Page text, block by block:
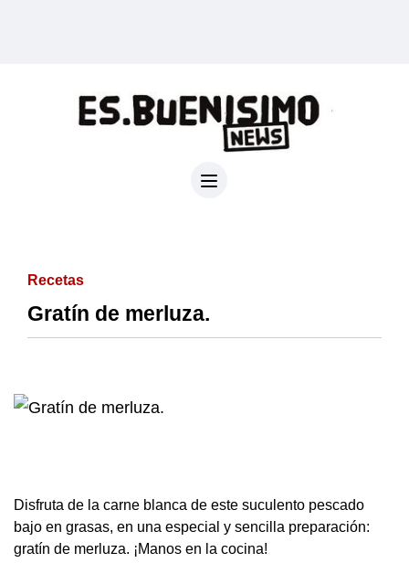
Recetas
Gratín de merluza.
Disfruta de la carne blanca de este suculento pescado
bajo en grasas, en una especial y sencilla preparación:
gratín de merluza. ¡Manos en la cocina!